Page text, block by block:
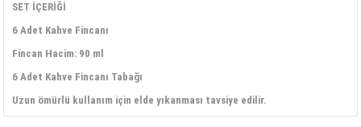
SET İÇERİĞİ
6 Adet Kahve Fincanı
Fincan Hacim: 90 ml
6 Adet Kahve Fincanı Tabağı
Uzun ömürlü kullanım için elde yıkanması tavsiye edilir.